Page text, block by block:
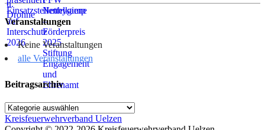
Veranstaltungen
Keine Veranstaltungen
alle Veranstaltungen
Beitragsarchiv
Beitragsarchiv
Kreisfeuerwehrverband Uelzen